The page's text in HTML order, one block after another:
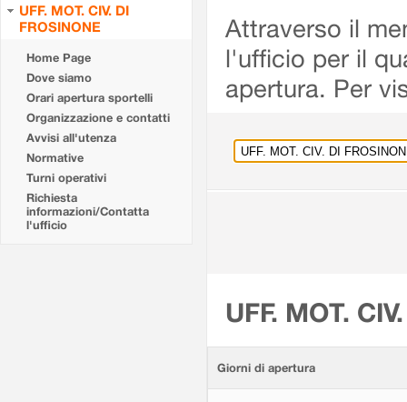
UFF. MOT. CIV. DI
FROSINONE
Home Page
Dove siamo
Orari apertura sportelli
Organizzazione e contatti
Avvisi all'utenza
Normative
Turni operativi
Richiesta
informazioni/Contatta
l'ufficio
Attraverso il
l'ufficio per il
apertura. Per
UFF. MOT.
Giorni di apertura